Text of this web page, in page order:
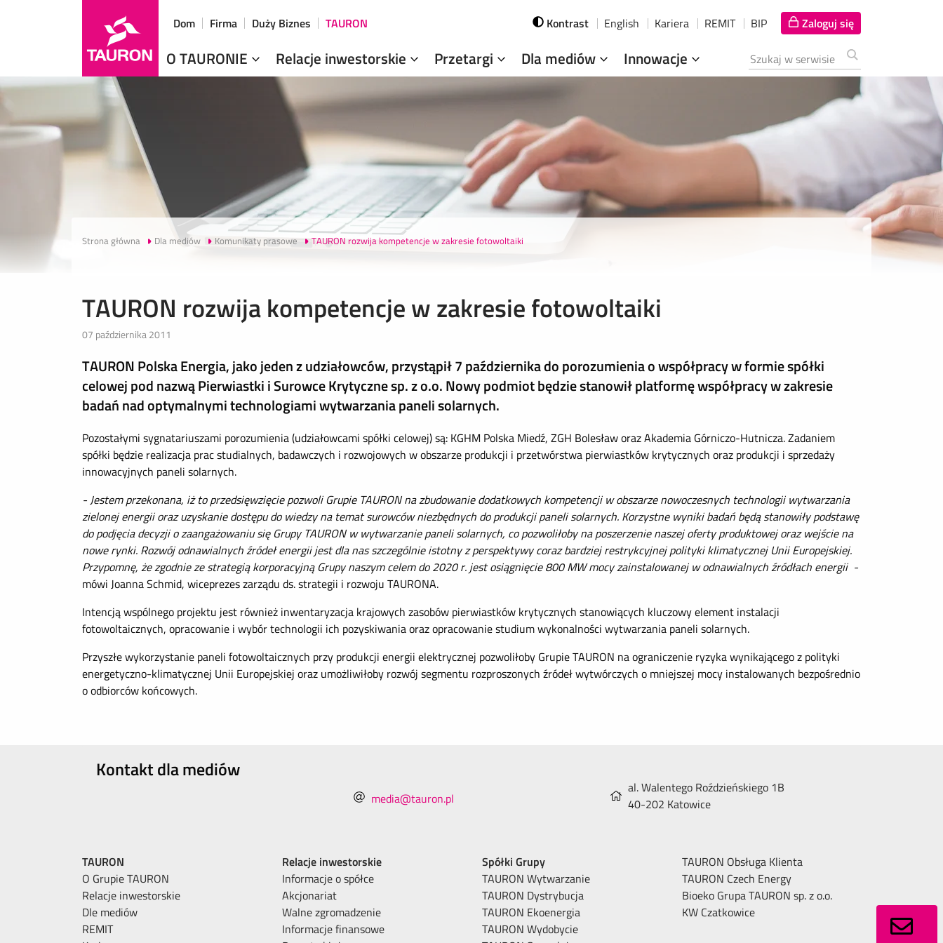
Dom Firma Duży Biznes
TAURON
Szukana fraza
Zaloguj się
O TAURONIE Relacje inwestorskie Przetargi Dla mediów Innowacje
Kontrast English Kariera REMIT BIP
Strona główna Dla mediów Komunikaty prasowe TAURON rozwija kompetencje w zakresie fotowoltaiki
TAURON rozwija kompetencje w zakresie fotowoltaiki
07 października 2011
TAURON Polska Energia, jako jeden z udziałowców, przystąpił 7 października do porozumienia o współpracy w formie spółki
celowej pod nazwą Pierwiastki i Surowce Krytyczne sp. z o.o. Nowy podmiot będzie stanowił platformę współpracy w zakresie
badań nad optymalnymi technologiami wytwarzania paneli solarnych.
Pozostałymi sygnatariuszami porozumienia (udziałowcami spółki celowej) są: KGHM Polska Miedź, ZGH Bolesław oraz Akademia Górniczo-Hutnicza. Zadaniem
spółki będzie realizacja prac studialnych, badawczych i rozwojowych w obszarze produkcji i przetwórstwa pierwiastków krytycznych oraz produkcji i sprzedaży
innowacyjnych paneli solarnych.
- Jestem przekonana, iż to przedsięwzięcie pozwoli Grupie TAURON na zbudowanie dodatkowych kompetencji w obszarze nowoczesnych technologii wytwarzania
zielonej energii oraz uzyskanie dostępu do wiedzy na temat surowców niezbędnych do produkcji paneli solarnych. Korzystne wyniki badań będą stanowiły podstawę
do podjęcia decyzji o zaangażowaniu się Grupy TAURON w wytwarzanie paneli solarnych, co pozwoliłoby na poszerzenie naszej oferty produktowej oraz wejście na
nowe rynki. Rozwój odnawialnych źródeł energii jest dla nas szczególnie istotny z perspektywy coraz bardziej restrykcyjnej polityki klimatycznej Unii Europejskiej.
Przypomnę, że zgodnie ze strategią korporacyjną Grupy naszym celem do 2020 r. jest osiągnięcie 800 MW mocy zainstalowanej w odnawialnych źródłach energii -
mówi Joanna Schmid, wiceprezes zarządu ds. strategii i rozwoju TAURONA.
Intencją wspólnego projektu jest również inwentaryzacja krajowych zasobów pierwiastków krytycznych stanowiących kluczowy element instalacji
fotowoltaicznych, opracowanie i wybór technologii ich pozyskiwania oraz opracowanie studium wykonalności wytwarzania paneli solarnych.
Przyszłe wykorzystanie paneli fotowoltaicznych przy produkcji energii elektrycznej pozwoliłoby Grupie TAURON na ograniczenie ryzyka wynikającego z polityki
energetyczno-klimatycznej Unii Europejskiej oraz umożliwiłoby rozwój segmentu rozproszonych źródeł wytwórczych o mniejszej mocy instalowanych bezpośrednio
o odbiorców końcowych.
Kontakt dla mediów
media@tauron.pl
al. Walentego Roździeńskiego 1B
40-202 Katowice
TAURON
O Grupie TAURON
Relacje inwestorskie
Dle mediów
REMIT
Relacje inwestorskie
Informacje o spółce
Akcjonariat
Walne zgromadzenie
Informacje finansowe
Spółki Grupy
TAURON Wytwarzanie
TAURON Dystrybucja
TAURON Ekoenergia
TAURON Wydobycie
TAURON Obsługa Klienta
TAURON Czech Energy
Bioeko Grupa TAURON sp. z o.o.
KW Czatkowice